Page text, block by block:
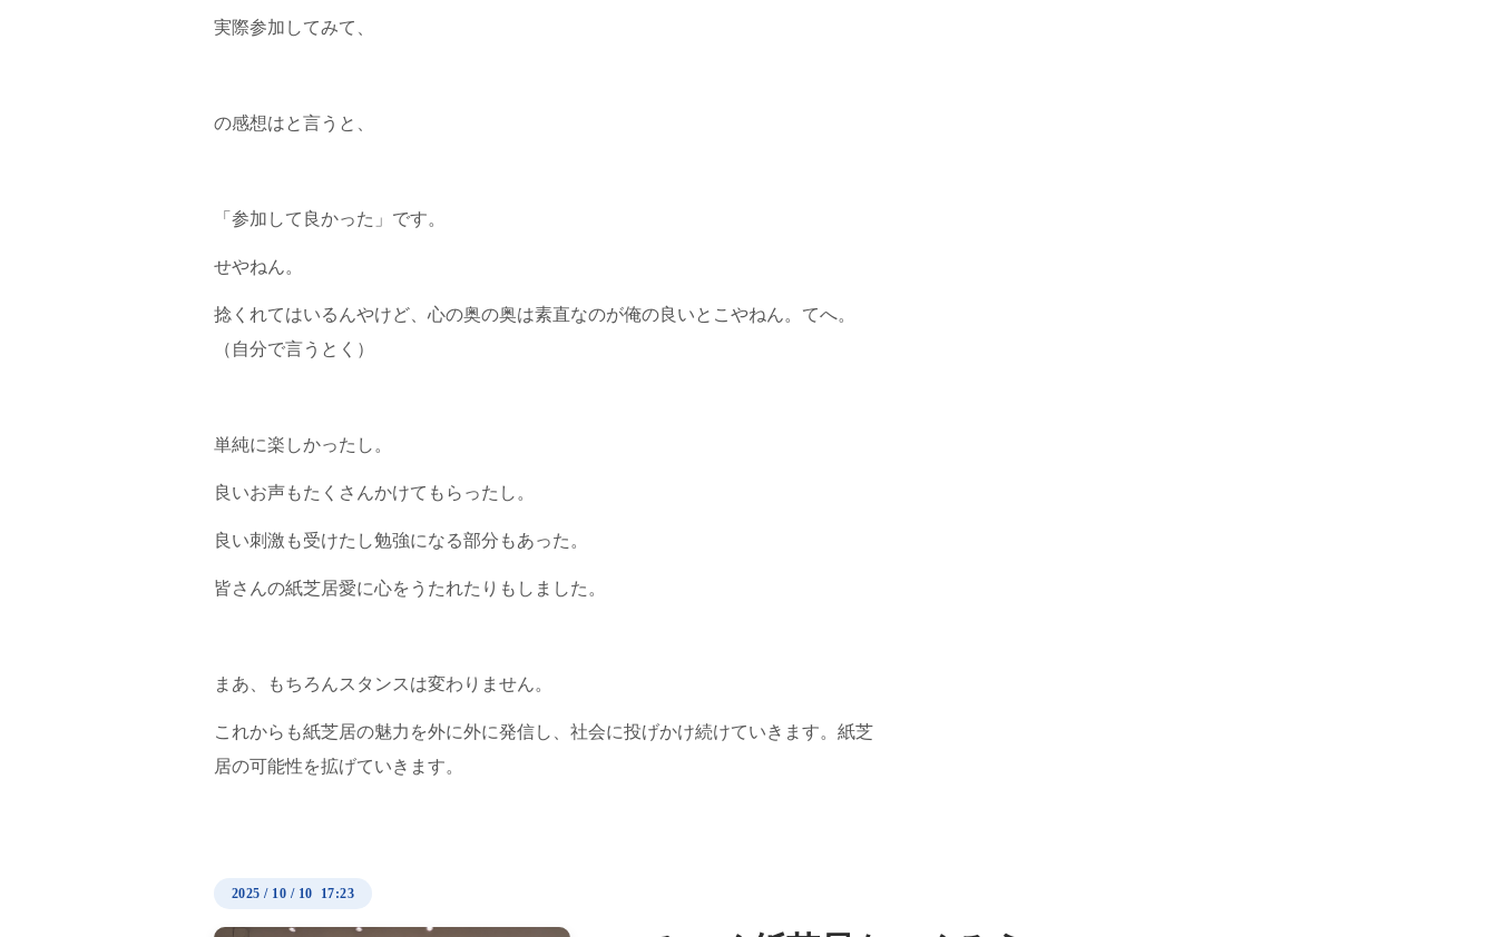
実際参加してみて、
の感想はと言うと、
「参加して良かった」です。
せやねん。
捻くれてはいるんやけど、心の奥の奥は素直なのが俺の良いとこやねん。てへ。
（自分で言うとく）
単純に楽しかったし。
良いお声もたくさんかけてもらったし。
良い刺激も受けたし勉強になる部分もあった。
皆さんの紙芝居愛に心をうたれたりもしました。
まあ、もちろんスタンスは変わりません。
これからも紙芝居の魅力を外に外に発信し、社会に投げかけ続けていきます。紙芝
居の可能性を拡げていきます。
2025 / 10 / 10 17:23